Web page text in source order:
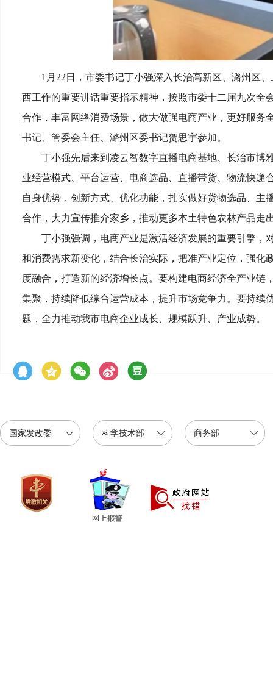
1月22日，市委书记丁小强深入长治高新区、潞州区
西工作的重要讲话重要指示精神，按照市委十二届九次
合作，丰富网络消费场景，做大做强电商产业，更好服
书记、管委会主任、潞州区委书记贺思宇参加。
丁小强先后来到凌云智数字直播电商基地、长治市博
业经营模式、平台运营、电商选品、直播带货、物流快
自身优势，创新方式、优化功能，扎实做好货物选品、
合作，大力宣传推介家乡，推动更多本土特色农林产品走
丁小强强调，电商产业是激活经济发展的重要引擎，
和消费需求新变化，结合长治实际，把准产业定位，强
度融合，打造新的经济增长点。要构建电商经济全产业
集聚，持续降低综合运营成本，提升市场竞争力。要持
题，全力推动我市电商企业成长、规模跃升、产业成势。
国家发改委 科学技术部 商务部